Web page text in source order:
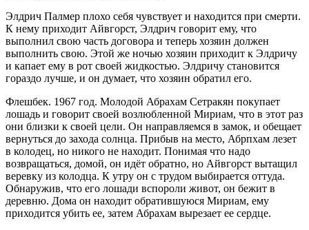
Элдрич Палмер плохо себя чувствует и находится при смерти.
К нему приходит Айвгорст, Элдрич говорит ему, что
выполнил свою часть договора и теперь хозяин должен
выполнить свою. Этой же ночью хозяин приходит к Элдричу
и капает ему в рот своей жидкостью. Элдричу становится
гораздо лучше, и он думает, что хозяин обратил его.
Флешбек. 1967 год. Молодой Абрахам Сетракян покупает
лошадь и говорит своей возлюбленной Мириам, что в этот раз
они близки к своей цели. Он направляемся в замок, и обещает
вернуться до захода солнца. Прибыв на место, Абрпхам лезет
в колодец, но никого не находит. Понимая что надо
возвращаться, домой, он идёт обратно, но Айвгорст вытащил
веревку из колодца. К утру он с трудом выбирается оттуда.
Обнаружив, что его лошади вспороли живот, он бежит в
деревню. Дома он находит обратившуюся Мириам, ему
приходится убить ее, затем Абрахам вырезает ее сердце.